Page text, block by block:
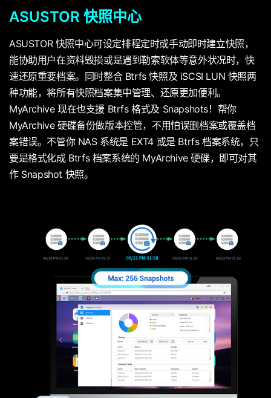
ASUSTOR 快照中心
ASUSTOR 快照中心可设定排程定时或手动即时建立快照，
能协助用户在资料毁损或是遇到勒索软体等意外状况时，快
速还原重要档案。同时整合 Btrfs 快照及 iSCSI LUN 快照两
种功能，将所有快照档案集中管理、还原更加便利。
MyArchive 现在也支援 Btrfs 格式及 Snapshots！帮你
MyArchive 硬碟备份做版本控管，不用怕误删档案或覆盖档
案错误。不管你 NAS 系统是 EXT4 或是 Btrfs 档案系统，只
要是格式化成 Btrfs 档案系统的 MyArchive 硬碟，即可对其
作 Snapshot 快照。